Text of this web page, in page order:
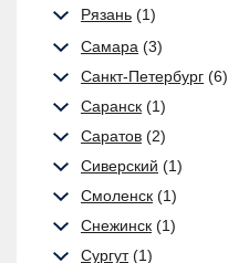
Рязань (1)
Самара (3)
Санкт-Петербург (6)
Саранск (1)
Саратов (2)
Сиверский (1)
Смоленск (1)
Снежинск (1)
Сургут(1)